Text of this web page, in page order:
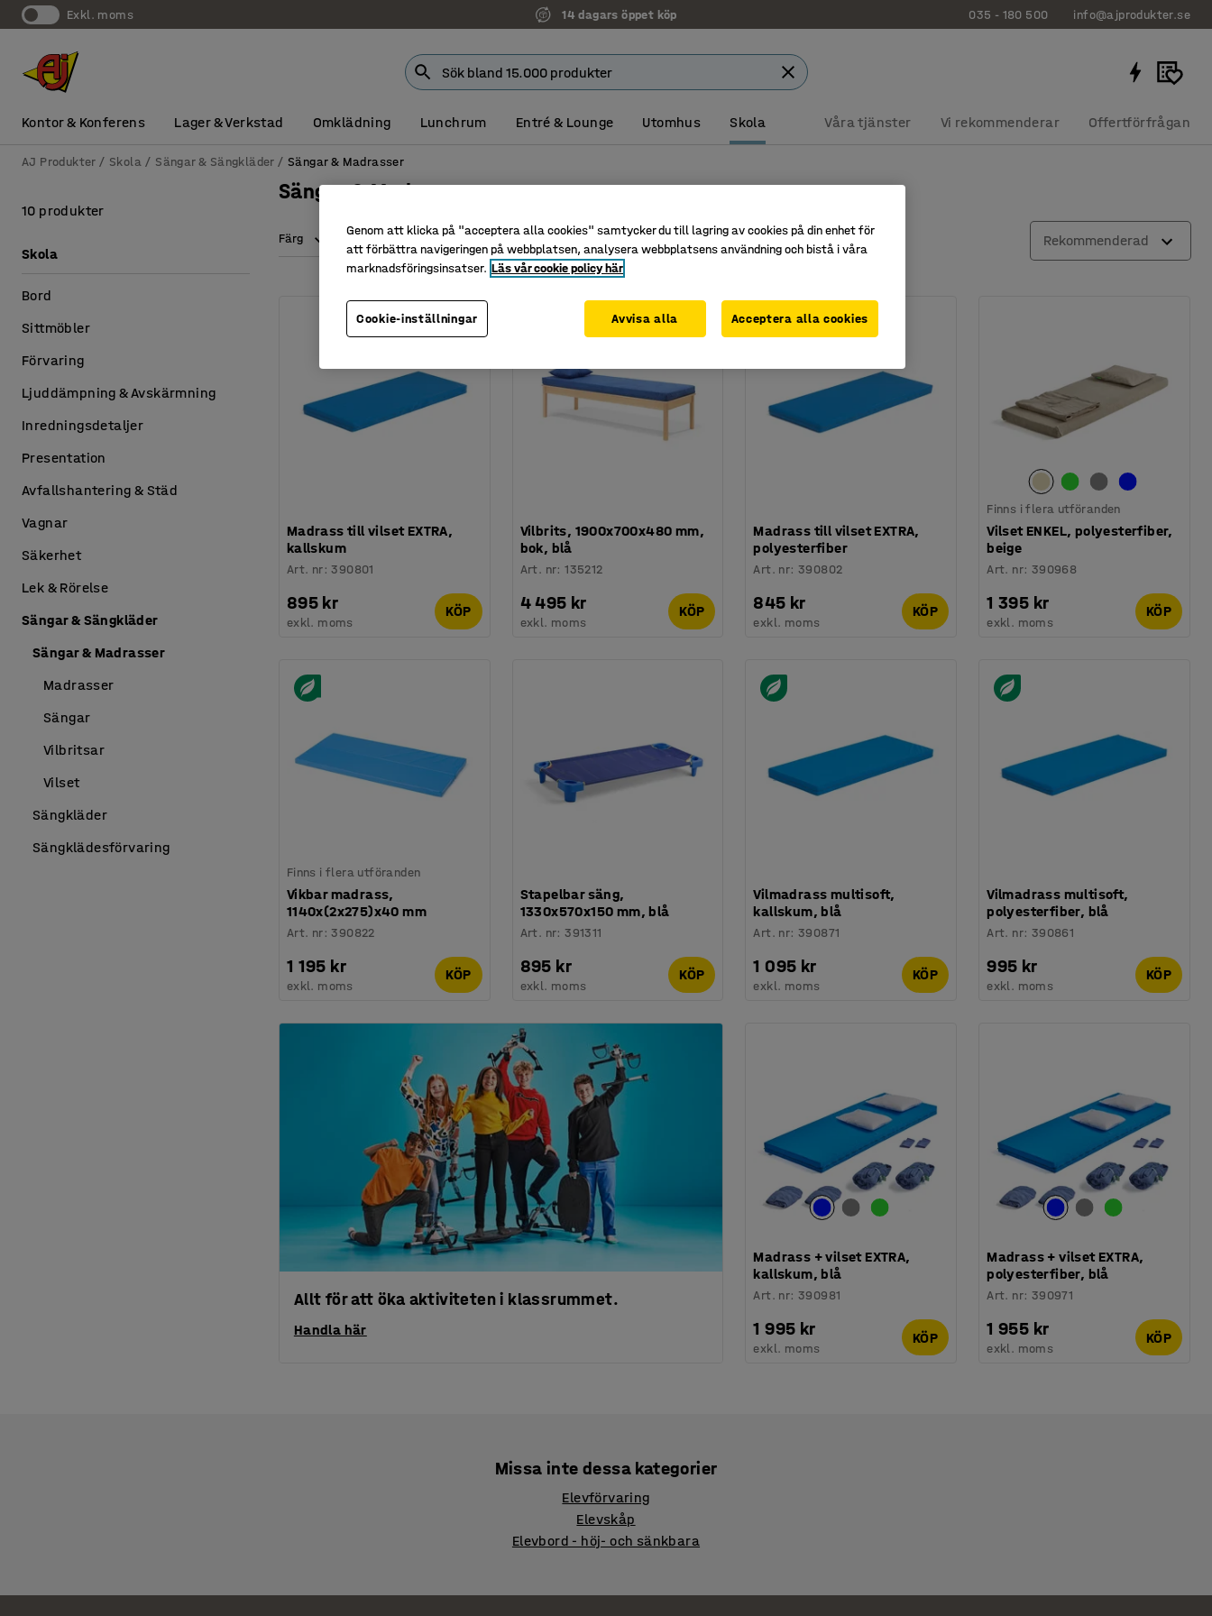
exkl. moms 14 dagars öppet köp 035 - 180 500 info@ajprodukter.se
Kontor & Konferens Lager & Verkstad Omklädning Lunchrum Entré & Lounge Utomhus Skola Våra tjänster Vi rekommenderar Offertförfrågan
AJ Produkter Skola Sängar & Sängkläder Sängar & Madrasser
Sängar & Madrasser
Färg Längd Höjd Material Vikt Rekommenderad
Madrass till vilset EXTRA,
kallskum
Art. nr:390801
895 kr
exkl. moms
KÖP
Vilbrits, 1900x700x480 mm,
bok, blå
Art. nr:135212
4 495 kr
exkl. moms
KÖP
Madrass till vilset EXTRA,
polyesterfiber
Art. nr:390802
845 kr
exkl. moms
KÖP
Finns i flera utföranden
Vilset ENKEL, polyesterfiber,
beige
Art. nr: 390968
1 395 kr
exkl. moms
KÖP
Finns i flera utföranden
Vikbar madrass,
1140x(2x275)x40 mm
Art. nr:390822
1 195 kr
exkl. moms
KÖP
Stapelbar säng,
1330x570x150 mm, blå
Art. nr:391311
895 kr
exkl. moms
KÖP
Vilmadrass multisoft,
kallskum, blå
Art. nr:390871
1 095 kr
exkl. moms
KÖP
Vilmadrass multisoft,
polyesterfiber, blå
Art. nr: 390861
995 kr
exkl. moms
KÖP
Allt för att öka aktiviteten i klassrummet.
Handla här
Madrass + vilset EXTRA,
kallskum, blå
Art. nr:390981
1 995 kr
exkl. moms
KÖP
Madrass + vilset EXTRA,
polyesterfiber, blå
Art. nr: 390971
1 955 kr
exkl. moms
KÖP
10 produkter
Skola
Bord
Sittmöbler
Förvaring
Ljuddämpning & Avskärmning
Inredningsdetaljer
Presentation
Avfallshantering & Städ
Vagnar
Säkerhet
Lek & Rörelse
Sängar & Sängkläder
Sängar & Madrasser
Madrasser
Sängar
Vilbritsar
Vilset
Sängkläder
Sängklädesförvaring
Missa inte dessa kategorier
Elevförvaring
Elevskåp
Elevbord - höj- och sänkbara
Genom att klicka på "acceptera alla cookies" samtycker du till lagring av cookies på din enhet för
att förbättra navigeringen på webbplatsen, analysera webbplatsens användning och bistå i våra
marknadsföringsinsatser. Läs vår cookie policy här
Cookie-inställningar Avvisa alla Acceptera alla cookies